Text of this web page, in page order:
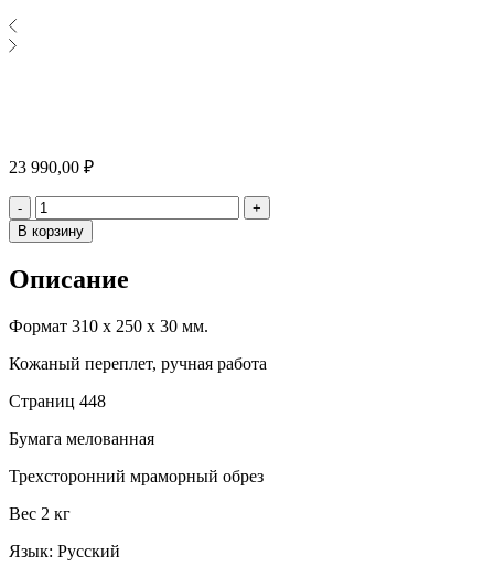
23 990,00 ₽
- Количество
+
В корзину
Описание
Формат 310 х 250 х 30 мм.
Кожаный переплет, ручная работа
Страниц 448
Бумага мелованная
Трехсторонний мраморный обрез
Вес 2 кг
Язык: Русский